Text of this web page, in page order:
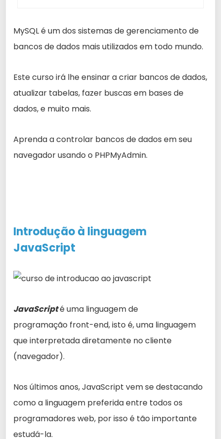
MySQL é um dos sistemas de gerenciamento de
bancos de dados mais utilizados em todo mundo.
Este curso irá lhe ensinar a criar bancos de dados,
atualizar tabelas, fazer buscas em bases de
dados, e muito mais.
Aprenda a controlar bancos de dados em seu
navegador usando o PHPMyAdmin.
Introdução à linguagem
JavaScript
JavaScripté uma linguagem de
programação front-end, isto é, uma linguagem
que interpretada diretamente no cliente
(navegador).
Nos últimos anos, JavaScript vem se destacando
como a linguagem preferida entre todos os
programadores web, por isso é tão importante
estudá-la.